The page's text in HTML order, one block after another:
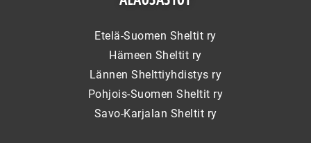
Etelä-Suomen Sheltit ry
Hämeen Sheltit ry
Lännen Shelttiyhdistys ry
Pohjois-Suomen Sheltit ry
Savo-Karjalan Sheltit ry